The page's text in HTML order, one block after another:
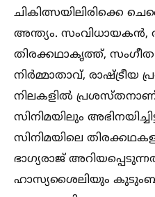
ചികിത്സയിലിരിക്കെ
അന്ത്യം. സംവിധായകന്‍,
തിരക്കഥാകൃത്ത്,
നിര്‍മ്മാതാവ്, രാഷ്ട്രീയ
നിലകളില്‍ പ്രശസ്തനാണ്
സിനിമയിലും
സിനിമയിലെ
ഭാഗ്യരാജ്
ഹാസ്യശൈലിയും